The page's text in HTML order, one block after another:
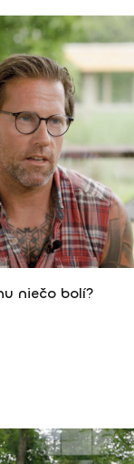
niečo bolí?